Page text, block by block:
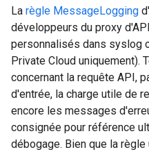
La règle MessageLogging
développeurs du proxy
personnalisés dans syslog
Private Cloud uniquement).
concernant la requête API,
d'entrée, la charge utile de
encore les messages
consignée pour référence
débogage. Bien que la